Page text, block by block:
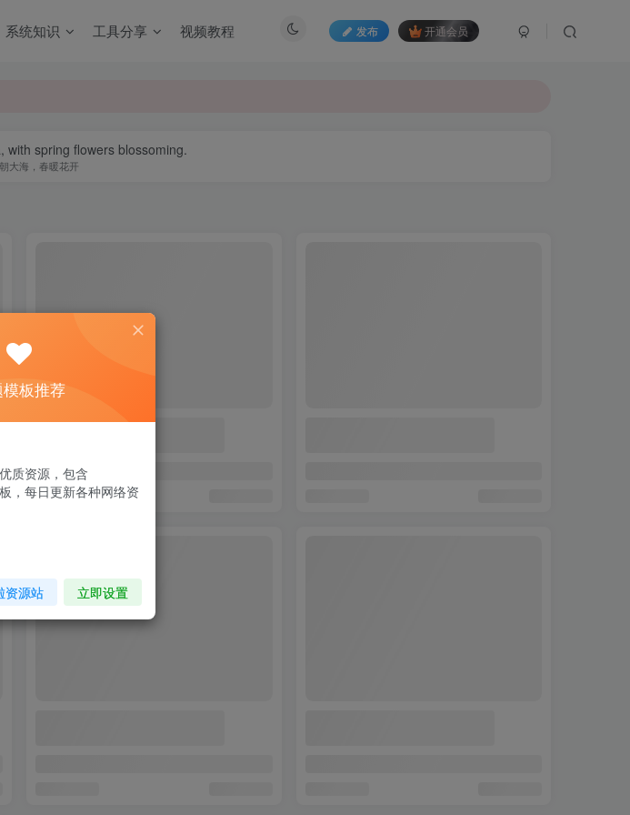
发布 开通会员
系统知识 工具分享 视频教程
with spring flowers blossoming.
大海，春暖花开
模板推荐
质资源，包含
，每日更新各种网络资
资源站 立即设置